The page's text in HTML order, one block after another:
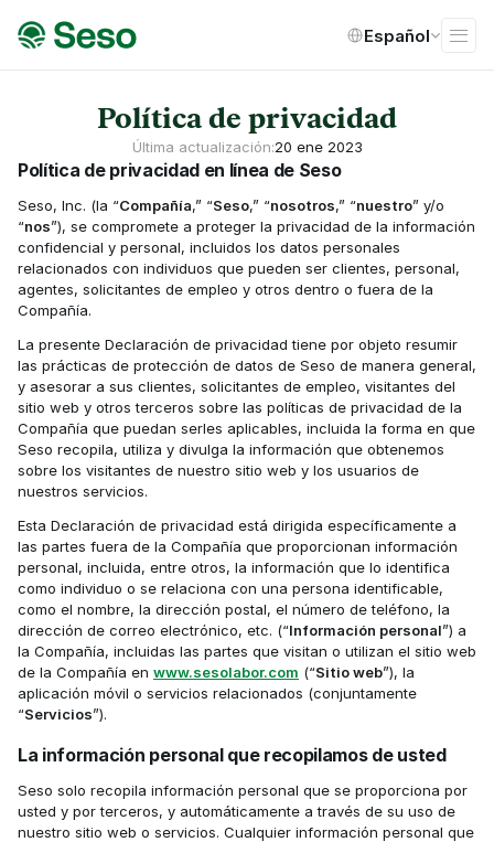
Español
Política de privacidad
Última actualización:20 ene 2023
Política de privacidad en línea de Seso
Seso, Inc. (la “Compañía,” “Seso,” “nosotros,” “nuestro” y/o
“nos”), se compromete a proteger la privacidad de la información
confidencial y personal, incluidos los datos personales
relacionados con individuos que pueden ser clientes, personal,
agentes, solicitantes de empleo y otros dentro o fuera de la
Compañía.
La presente Declaración de privacidad tiene por objeto resumir
las prácticas de protección de datos de Seso de manera general,
y asesorar a sus clientes, solicitantes de empleo, visitantes del
sitio web y otros terceros sobre las políticas de privacidad de la
Compañía que puedan serles aplicables, incluida la forma en que
Seso recopila, utiliza y divulga la información que obtenemos
sobre los visitantes de nuestro sitio web y los usuarios de
nuestros servicios.
Esta Declaración de privacidad está dirigida específicamente a
las partes fuera de la Compañía que proporcionan información
personal, incluida, entre otros, la información que lo identifica
como individuo o se relaciona con una persona identificable,
como el nombre, la dirección postal, el número de teléfono, la
dirección de correo electrónico, etc. (“Información personal”) a
la Compañía, incluidas las partes que visitan o utilizan el sitio web
de la Compañía en www.sesolabor.com (“Sitio web”), la
aplicación móvil o servicios relacionados (conjuntamente
“Servicios”).
La información personal que recopilamos de usted
Seso solo recopila información personal que se proporciona por
usted y por terceros, y automáticamente a través de su uso de
nuestro sitio web o servicios. Cualquier información personal que